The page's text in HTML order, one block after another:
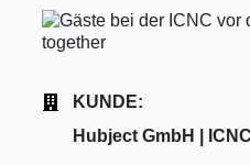
KUNDE:
Hubject GmbH |